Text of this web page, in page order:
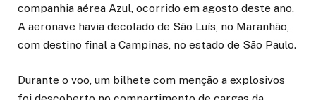
companhia aérea Azul, ocorrido em agosto deste ano.
A aeronave havia decolado de São Luís, no Maranhão,
com destino final a Campinas, no estado de São Paulo.
Durante o voo, um bilhete com menção a explosivos